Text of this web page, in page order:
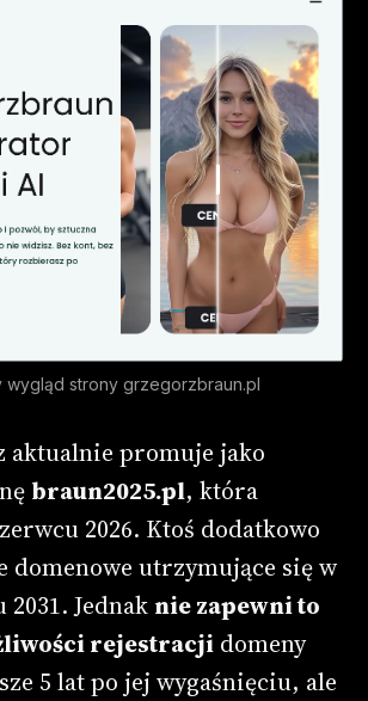
wygląd strony grzegorzbraun.pl
aktualnie promuje jako
braun2025.pl, która
2026. Ktoś dodatkowo
domenowe utrzymujące się w
Jednak nie zapewni to
rejestracji domeny
5 lat po jej wygaśnięciu, ale